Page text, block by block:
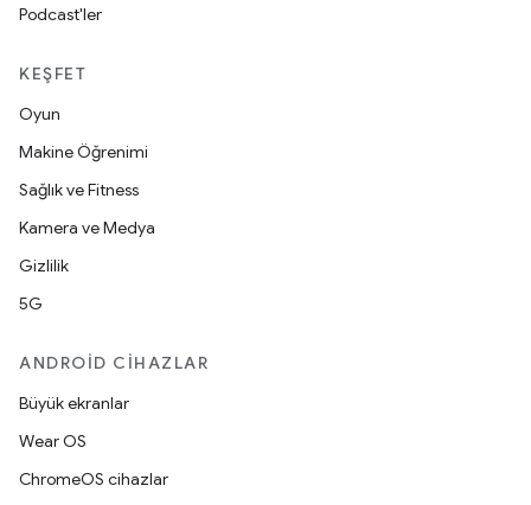
Podcast'ler
KEŞFET
Oyun
Makine Öğrenimi
Sağlık ve Fitness
Kamera ve Medya
Gizlilik
5G
ANDROID CIHAZLAR
Büyük ekranlar
Wear OS
ChromeOS cihazlar